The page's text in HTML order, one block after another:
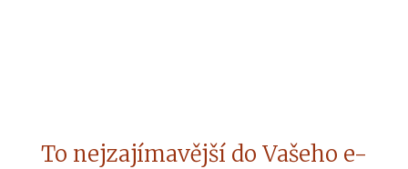
To nejzajímavější do Vašeho e-